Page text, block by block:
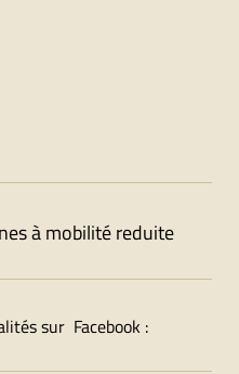
à mobilité reduite
sur Facebook :